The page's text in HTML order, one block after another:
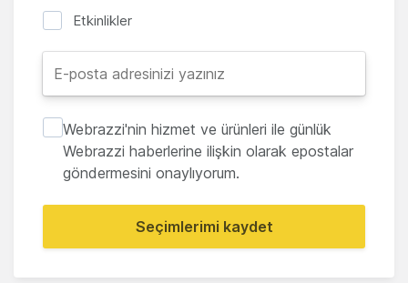
Etkinlikler
Webrazzi'nin hizmet ve ürünleri ile günlük
Webrazzi haberlerine ilişkin olarak epostalar
göndermesini onaylıyorum.
Seçimlerimi kaydet